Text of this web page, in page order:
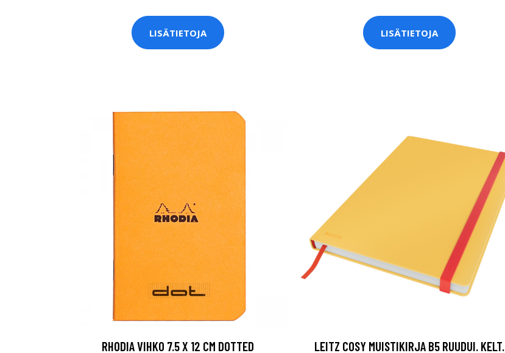
LISÄTIETOJA LISÄTIETOJA
RHODIA VIHKO 7.5 X 12 CM DOTTED LEITZ COSY MUISTIKIRJA B5 RUUDUI. KELT.